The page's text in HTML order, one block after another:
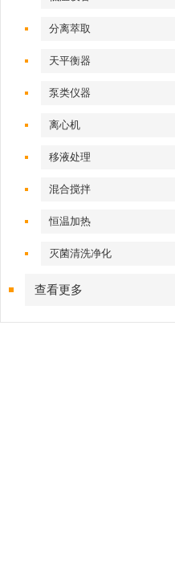
分离萃取
天平衡器
泵类仪器
离心机
移液处理
混合搅拌
恒温加热
灭菌清洗净化
查看更多